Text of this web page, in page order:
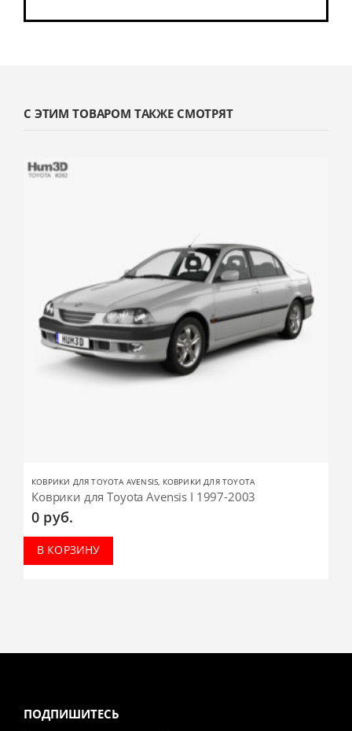
С ЭТИМ ТОВАРОМ ТАКЖЕ СМОТРЯТ
КОВРИКИ ДЛЯ TOYOTA AVENSIS, КОВРИКИ ДЛЯ TOYOTA
Коврики для Toyota Avensis I 1997-2003
0 руб.
В КОРЗИНУ
ПОДПИШИТЕСЬ